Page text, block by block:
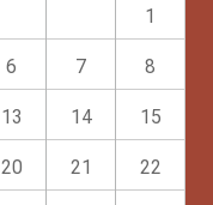
1
6 7 8
13 14 15
20 21 22